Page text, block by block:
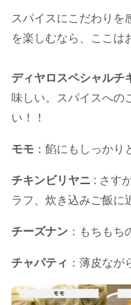
スパイスにこだわりを
を楽しむなら、ここは
ディヤロスペシャルチ
味しい。スパイスへの
い！！
モモ ：餡にもしっか
チキンビリヤニ : さす
ラフ、炊き込みご飯に
チーズナン ：もちもち
チャパティ ：薄皮なが